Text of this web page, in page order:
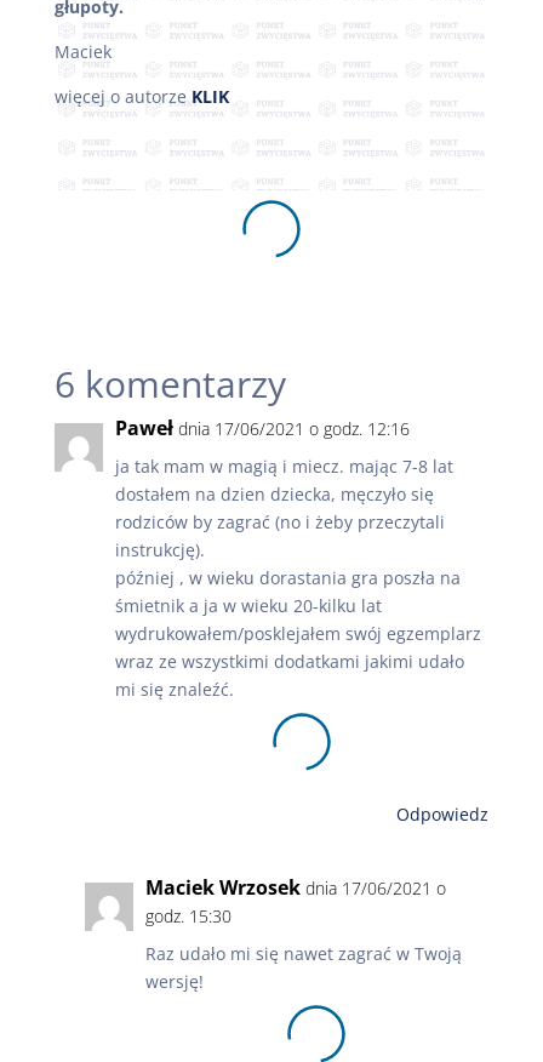
głupoty.
Maciek
więcej o autorzeKLIK
6 komentarzy
Paweł dnia 17/06/2021 o godz. 12:16
ja tak mam w magią i miecz. mając 7-8 lat
dostałem na dzien dziecka, męczyło się
rodziców by zagrać (no i żeby przeczytali
instrukcję).
później , w wieku dorastania gra poszła na
śmietnik a ja w wieku 20-kilku lat
wydrukowałem/posklejałem swój egzemplarz
wraz ze wszystkimi dodatkami jakimi udało
mi się znaleźć.
Odpowiedz
Maciek Wrzosek dnia 17/06/2021 o
godz. 15:30
Raz udało mi się nawet zagrać w Twoją
wersję!